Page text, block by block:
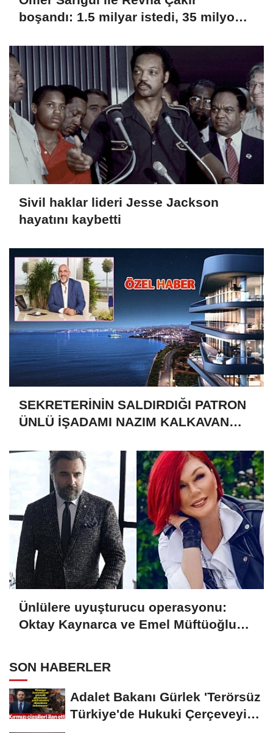
boşandı: 1.5 milyar istedi, 35 milyon
Sivil haklar lideri Jesse Jackson
hayatını kaybetti
SEKRETERİNİN SALDIRDIĞI PATRON
ÜNLÜ İŞADAMI NAZIM KALKAVAN
Ünlülere uyuşturucu operasyonu:
Oktay Kaynarca ve Emel Müftüoğlu
SON HABERLER
Adalet Bakanı Gürlek 'Terörsüz
Türkiye'de Hukuki Çerçeveyi